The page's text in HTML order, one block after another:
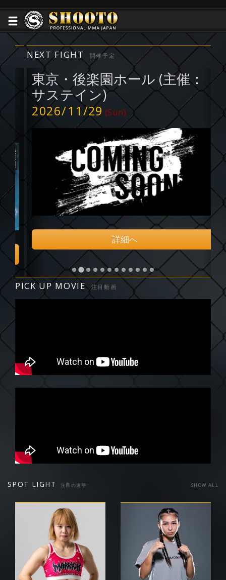
NEXT FIGHT 開催予定
東京・後楽園ホール (主催：
サステイン)
2026/11/29(Sun)
詳細へ
PICK UP MOVIE 注目動画
SPOT LIGHT 注目の選手 SHOW ALL